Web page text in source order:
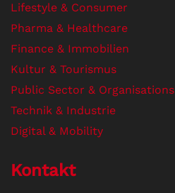
Lifestyle & Consumer
Pharma & Healthcare
Finance & Immobilien
Kultur & Tourismus
Public Sector & Organisations
Technik & Industrie
Digital & Mobility
Kontakt